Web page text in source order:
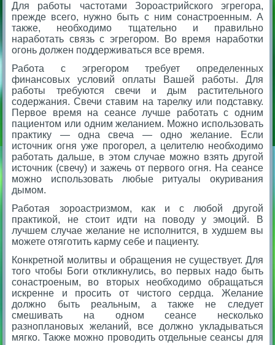
Для работы частотами Зороастрийского эгрегора,
прежде всего, нужно быть с ним сонастроенным. А
также, необходимо тщательно и правильно
наработать связь с эгрегором. Во время наработки
огонь должен поддерживаться все время.
Работа с эгрегором требует определенных
финансовых условий оплаты Вашей работы. Для
работы требуются свечи и дым растительного
содержания. Свечи ставим на тарелку или подставку.
Первое время на сеансе лучше работать с одним
пациентом или одним желанием. Можно использовать
практику — одна свеча — одно желание. Если
источник огня уже прогорел, а целителю необходимо
работать дальше, в этом случае можно взять другой
источник (свечу) и зажечь от первого огня. На сеансе
можно использовать любые ритуалы окуривания
дымом.
Работая зороастризмом, как и с любой другой
практикой, не стоит идти на поводу у эмоций. В
лучшем случае желание не исполнится, в худшем вы
можете отяготить карму себе и пациенту.
Конкретной молитвы и обращения не существует. Для
того чтобы Боги откликнулись, во первых надо быть
сонастроеным, во вторых необходимо обращаться
искренне и просить от чистого сердца. Желание
должно быть реальным, а также не следует
смешивать на одном сеансе несколько
разноплановых желаний, все должно укладываться
мягко. Также можно проводить отдельные сеансы для